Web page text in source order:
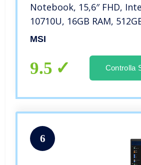
Notebook, 15,6″ FHD,
10710U, 16GB RAM,
Nvidia GTX 1650 Max-Q
MSI
9.5 Controlla
6